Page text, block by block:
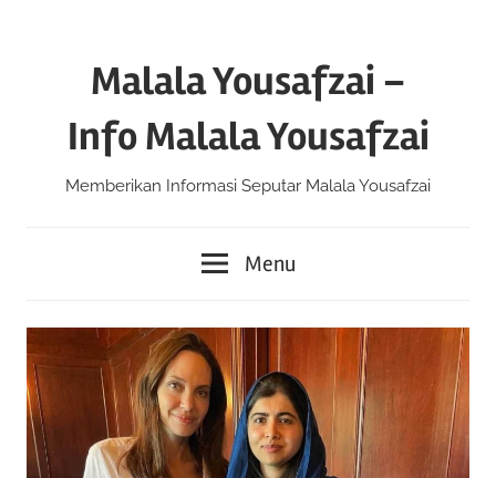
Malala Yousafzai –
Info Malala Yousafzai
Memberikan Informasi Seputar Malala Yousafzai
Menu